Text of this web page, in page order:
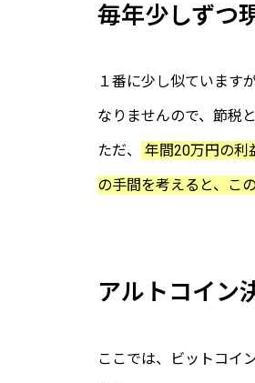
毎年少しずつ
１番に少し似ています
なりませんので、節税
ただ、
年間20万円の利
の手間を考えると、こ
アルトコイン
ここでは、ビットコイ